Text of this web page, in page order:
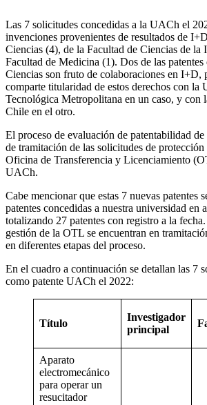
Las 7 solicitudes concedidas a la UACh el
invenciones provenientes de resultados de
Ciencias (4), de la Facultad de Ciencias de la
Facultad de Medicina (1). Dos de las patentes
Ciencias son fruto de colaboraciones en
comparte titularidad de estos derechos con la
Tecnológica Metropolitana en un caso, y con
Chile en el otro.
El proceso de evaluación de patentabilidad
de tramitación de las solicitudes de protección
Oficina de Transferencia y Licenciamiento
UACh.
Cabe mencionar que estas 7 nuevas patentes
patentes concedidas a nuestra universidad en
totalizando 27 patentes con registro a la
gestión de la OTL se encuentran en
en diferentes etapas del proceso.
En el cuadro a continuación se detallan las 7
como patente UACh el 2022:
Título
Investigador
principal
Aparato
electromecánico
para operar un
resucitador